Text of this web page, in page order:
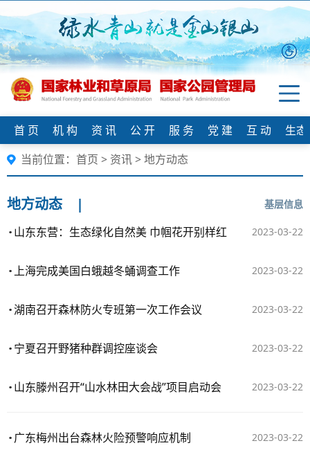
首 页 机 构 资 讯 公 开 服 务 党 建 互 动
生
当前位置： 首页 > 资讯>地方动态
地方动态 | 基层信息
2023-03-22
山东东营：生态绿化自然美 巾帼花开别样红
2023-03-22
上海完成美国白蛾越冬蛹调查工作
2023-03-22
湖南召开森林防火专班第一次工作会议
2023-03-22
宁夏召开野猪种群调控座谈会
2023-03-22
山东滕州召开“山水林田大会战”项目启动会
2023-03-22
广东梅州出台森林火险预警响应机制